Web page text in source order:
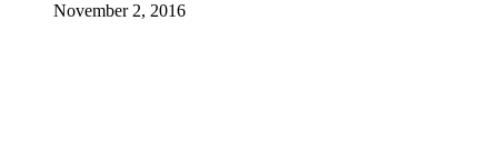
November 2, 2016